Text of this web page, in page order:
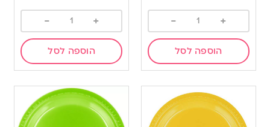
+
-
הוספה לסל
+
-
הוספה לסל